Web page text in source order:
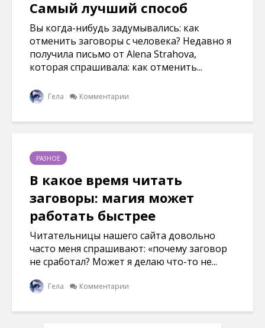
Самый лучший способ
Вы когда-нибудь задумывались: как
отменить заговоры с человека? Недавно я
получила письмо от Alena Strahova,
которая спрашивала: как отменить...
Гела Комментарии
РАЗНОЕ
В какое время читать
заговоры: магия может
работать быстрее
Читательницы нашего сайта довольно
часто меня спрашивают: «почему заговор
не сработал? Может я делаю что-то не...
Гела Комментарии